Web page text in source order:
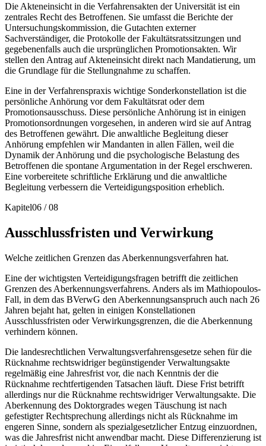
Die Akteneinsicht in die Verfahrensakten der Universität ist ein
zentrales Recht des Betroffenen. Sie umfasst die Berichte der
Untersuchungskommission, die Gutachten externer
Sachverständiger, die Protokolle der Fakultätsratssitzungen und
gegebenenfalls auch die ursprünglichen Promotionsakten. Wir
stellen den Antrag auf Akteneinsicht direkt nach Mandatierung, um
die Grundlage für die Stellungnahme zu schaffen.
Eine in der Verfahrenspraxis wichtige Sonderkonstellation ist die
persönliche Anhörung vor dem Fakultätsrat oder dem
Promotionsausschuss. Diese persönliche Anhörung ist in einigen
Promotionsordnungen vorgesehen, in anderen wird sie auf Antrag
des Betroffenen gewährt. Die anwaltliche Begleitung dieser
Anhörung empfehlen wir Mandanten in allen Fällen, weil die
Dynamik der Anhörung und die psychologische Belastung des
Betroffenen die spontane Argumentation in der Regel erschweren.
Eine vorbereitete schriftliche Erklärung und die anwaltliche
Begleitung verbessern die Verteidigungsposition erheblich.
Kapitel06 /08
Ausschlussfristen und Verwirkung
Welche zeitlichen Grenzen das Aberkennungsverfahren hat.
Eine der wichtigsten Verteidigungsfragen betrifft die zeitlichen
Grenzen des Aberkennungsverfahrens. Anders als im Mathiopoulos-
Fall, in dem das BVerwG den Aberkennungsanspruch auch nach 26
Jahren bejaht hat, gelten in einigen Konstellationen
Ausschlussfristen oder Verwirkungsgrenzen, die die Aberkennung
verhindern können.
Die landesrechtlichen Verwaltungsverfahrensgesetze sehen für die
Rücknahme rechtswidriger begünstigender Verwaltungsakte
regelmäßig eine Jahresfrist vor, die nach Kenntnis der die
Rücknahme rechtfertigenden Tatsachen läuft. Diese Frist betrifft
allerdings nur die Rücknahme rechtswidriger Verwaltungsakte. Die
Aberkennung des Doktorgrades wegen Täuschung ist nach
gefestigter Rechtsprechung allerdings nicht als Rücknahme im
engeren Sinne, sondern als spezialgesetzlicher Entzug einzuordnen,
was die Jahresfrist nicht anwendbar macht. Diese Differenzierung ist